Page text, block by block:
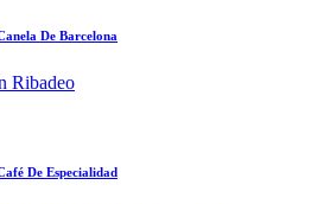
De Barcelona
De Especialidad